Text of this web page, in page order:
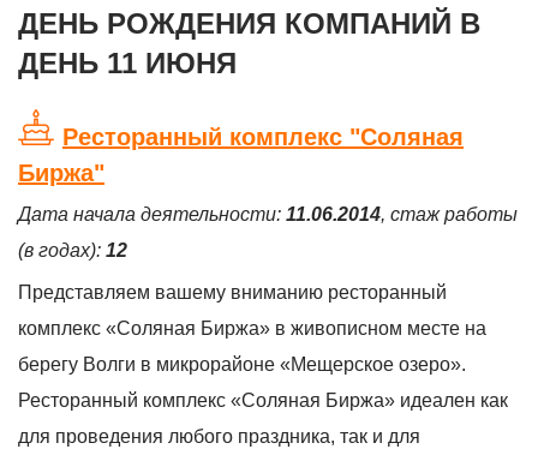
ДЕНЬ РОЖДЕНИЯ КОМПАНИЙ В
ДЕНЬ 11 ИЮНЯ
Ресторанный комплекс "Соляная
Биржа"
Дата начала деятельности: 11.06.2014, стаж работы
(в годах): 12
Представляем вашему вниманию ресторанный
комплекс «Соляная Биржа» в живописном месте на
берегу Волги в микрорайоне «Мещерское озеро».
Ресторанный комплекс «Соляная Биржа» идеален как
для проведения любого праздника, так и для